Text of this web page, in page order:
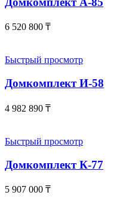
6 520 800 ₸
Быстрый просмотр
Домкомплект И-58
4 982 890 ₸
Быстрый просмотр
Домкомплект К-77
5 907 000 ₸